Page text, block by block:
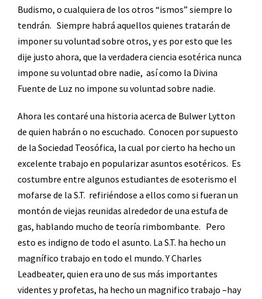
Budismo, o cualquiera de los otros “ismos” siempre lo
tendrán. Siempre habrá aquellos quienes tratarán de
imponer su voluntad sobre otros, y es por esto que les
dije justo ahora, que la verdadera ciencia esotérica nunca
impone su voluntad obre nadie, así como la Divina
Fuente de Luz no impone su voluntad sobre nadie.
Ahora les contaré una historia acerca de Bulwer Lytton
de quien habrán o no escuchado. Conocen por supuesto
de la Sociedad Teosófica, la cual por cierto ha hecho un
excelente trabajo en popularizar asuntos esotéricos. Es
costumbre entre algunos estudiantes de esoterismo el
mofarse de la S.T. refiriéndose a ellos como si fueran un
montón de viejas reunidas alrededor de una estufa de
gas, hablando mucho de teoría rimbombante. Pero
esto es indigno de todo el asunto. La S.T. ha hecho un
magnífico trabajo en todo el mundo. Y Charles
Leadbeater, quien era uno de sus más importantes
videntes y profetas, ha hecho un magnifico trabajo –hay